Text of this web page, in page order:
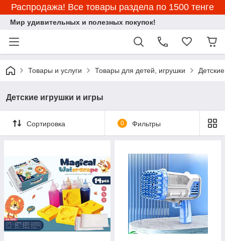
Распродажа! Все товары раздела по 1500 тенге
Мир удивительных и полезных покупок!
Товары и услуги Товары для детей, игрушки
Детские игрушки и игры
Сортировка 0 Фильтры